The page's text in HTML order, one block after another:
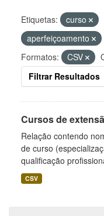
Etiquetas: curso
aperfeiçoamento
Formatos:
CSV
Filtrar Resultados
Cursos de
Relação contendo
de curso
qualificação
CSV